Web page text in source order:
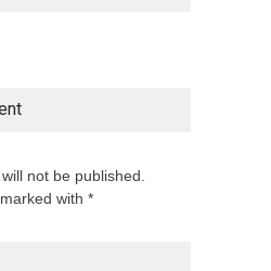
not be published.
with *